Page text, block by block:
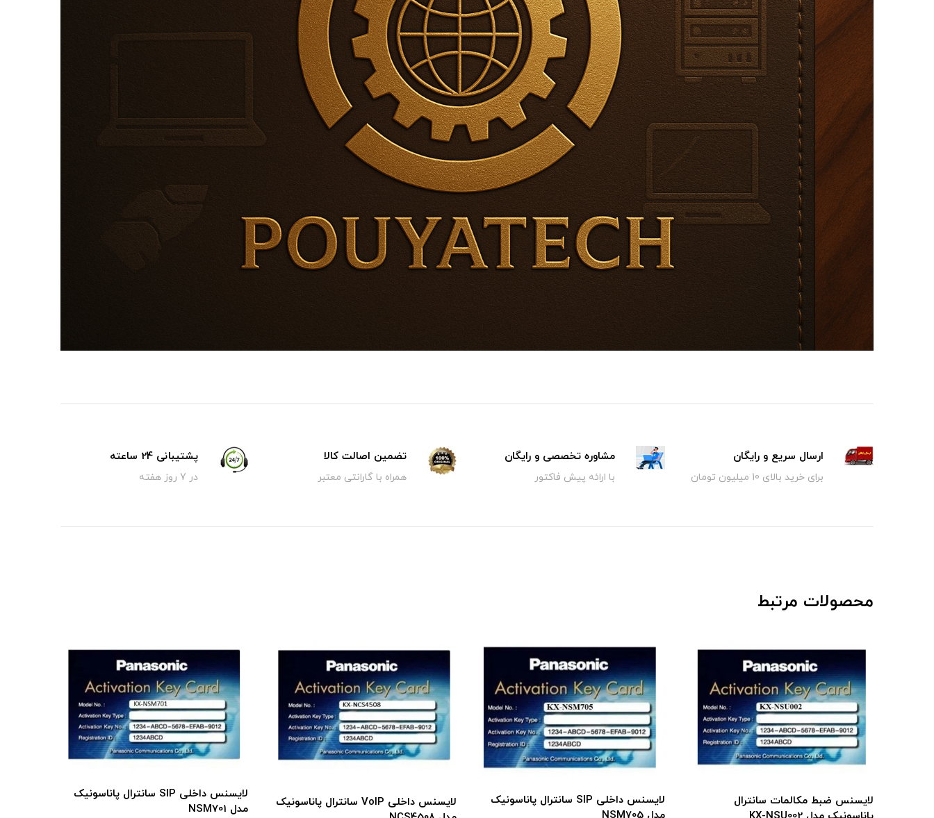
ارسال سریع و رایگان
برای خرید بالای 10 میلیون تومان
مشاوره تخصصی و رایگان
با ارائه پیش فاکتور
تضمین اصالت کالا
همراه با گارانتی معتبر
پشتیبانی 24 ساعته
در 7 روز هفته
محصولات مرتبط
لایسنس داخلی SIP سانترال پاناسونیک
لایسنس داخلی VoIP سانترال پاناسونیک
لایسنس داخلی SIP سانترال پاناسونیک
مدل NSM701
لایسنس داخلی SIP سانترال پاناسونیک